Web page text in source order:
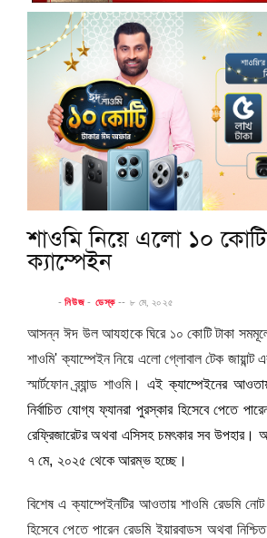
শাওমি নিয়ে এলো ১০
ক্যাম্পেইন
-নিউজ - ডেস্ক -- ৮ মে, ২০২৫
আসন্ন ঈদ উল আযহাকে ঘিরে ১০ কোটি টাকা
শাওমি' ক্যাম্পেইন নিয়ে এলো গ্লোবাল টেক জায়ান্ট
স্মার্টফোন ব্র্যান্ড শাওমি।এই ক্যাম্পেইনের আওতায়
নির্বাচিত যোগ্য ফ্যানরা পুরস্কার হিসেবে পেতে
রেফ্রিজারেটর অথবা এসিসহ চমৎকার সব
৭ মে, ২০২৫ থেকে আরম্ভ হচ্ছে।
বিশেষ এ ক্যাম্পেইনটির আওতায় শাওমি রেডমি
হিসেবে পেতে পারেন রেডমি ইয়ারবাডস অথবা